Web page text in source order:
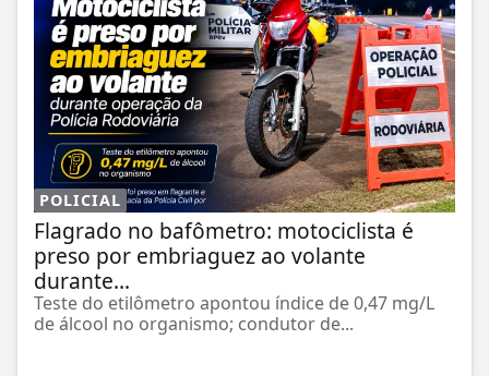
POLICIAL
Flagrado no bafômetro: motociclista é
preso por embriaguez ao volante
durante...
Teste do etilômetro apontou índice de 0,47 mg/L
de álcool no organismo; condutor de...